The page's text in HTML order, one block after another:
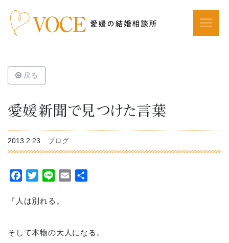
戻る
愛媛新聞で見つけた言葉
2013.2.23 ブログ
Facebook
TwitterLine Email
『人は別れる。
そして本物の大人になる。